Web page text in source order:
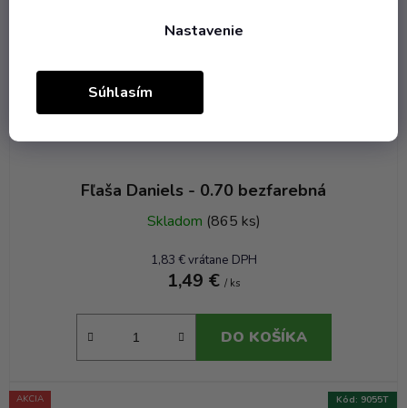
Nastavenie
Súhlasím
Fľaša Daniels - 0.70 bezfarebná
Skladom (865 ks)
1,83 € vrátane DPH
1,49 € / ks
DO KOŠÍKA
AKCIA
Kód: 9055T